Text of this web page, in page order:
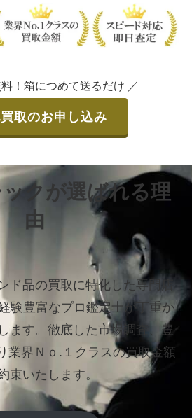
！箱につめて送るだけ ／
取のお申し込み
クが選ばれる理
由
ド品の買取に特化した専門店
験豊富なプロ鑑定士が丁重か
ます。 徹底した市場調査、豊
業界Ｎｏ.１クラスの買取金額
束いたします。